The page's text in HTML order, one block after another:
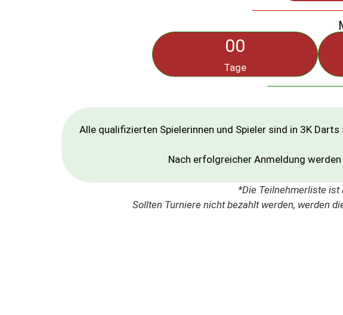
00
Tage
Alle qualifizierten Spielerinnen und Spieler sind in 3K
Nach erfolgreicher Anmeldung
*Die Teilnehmerliste ist
Sollten Turniere nichtbezahlt werden, werden